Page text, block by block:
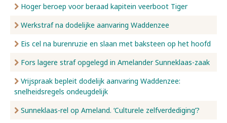
Hoger beroep voor beraad kapitein veerboot Tiger
Werkstraf na dodelijke aanvaring Waddenzee
Eis cel na burenruzie en slaan met baksteen op het hoofd
Fors lagere straf opgelegd in Amelander Sunneklaas-zaak
Vrijspraak bepleit dodelijk aanvaring Waddenzee:
snelheidsregels ondeugdelijk
Sunneklaas-rel op Ameland. ‘Culturele zelfverdediging’?